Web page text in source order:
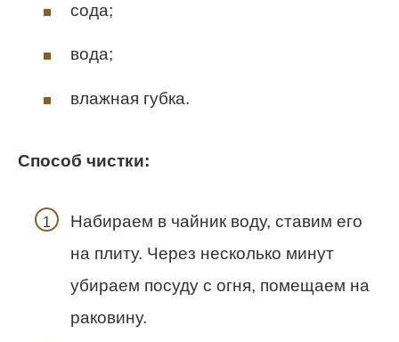
сода;
вода;
влажная губка.
Способ чистки:
Набираем в чайник воду, ставим его
на плиту. Через несколько минут
убираем посуду с огня, помещаем на
раковину.